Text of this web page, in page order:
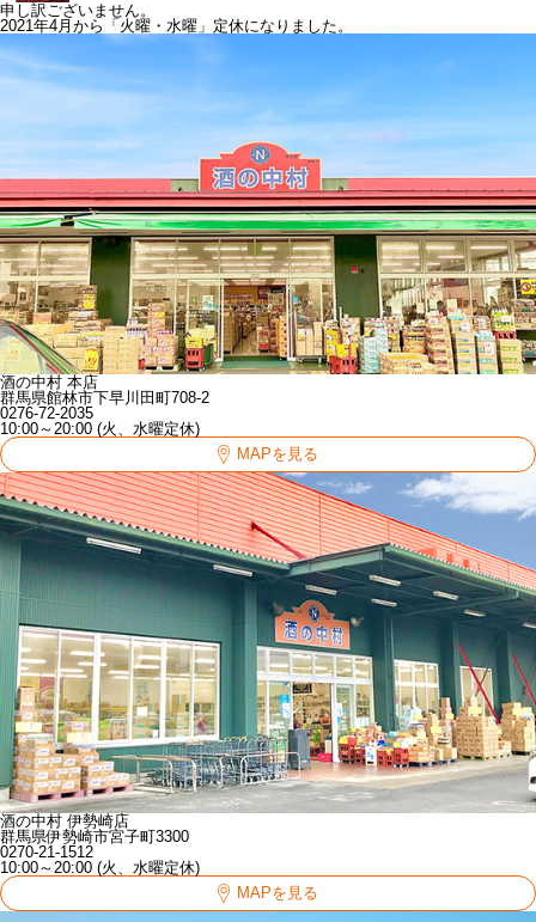
申し訳ございません。
2021年4月から「火曜・水曜」定休になりました。
酒の中村 本店
群馬県館林市下早川田町708-2
0276-72-2035
10:00～20:00 (火、水曜定休)
MAPを見る
酒の中村 伊勢崎店
群馬県伊勢崎市宮子町3300
0270-21-1512
10:00～20:00 (火、水曜定休)
MAPを見る